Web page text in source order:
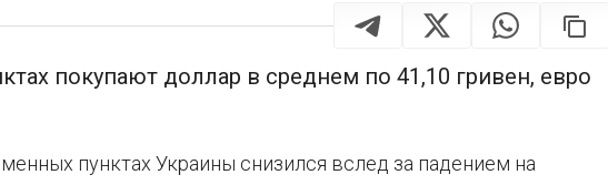
покупают доллар в среднем по 41,10 гривен, евро
пунктах Украины снизился вслед за падением на